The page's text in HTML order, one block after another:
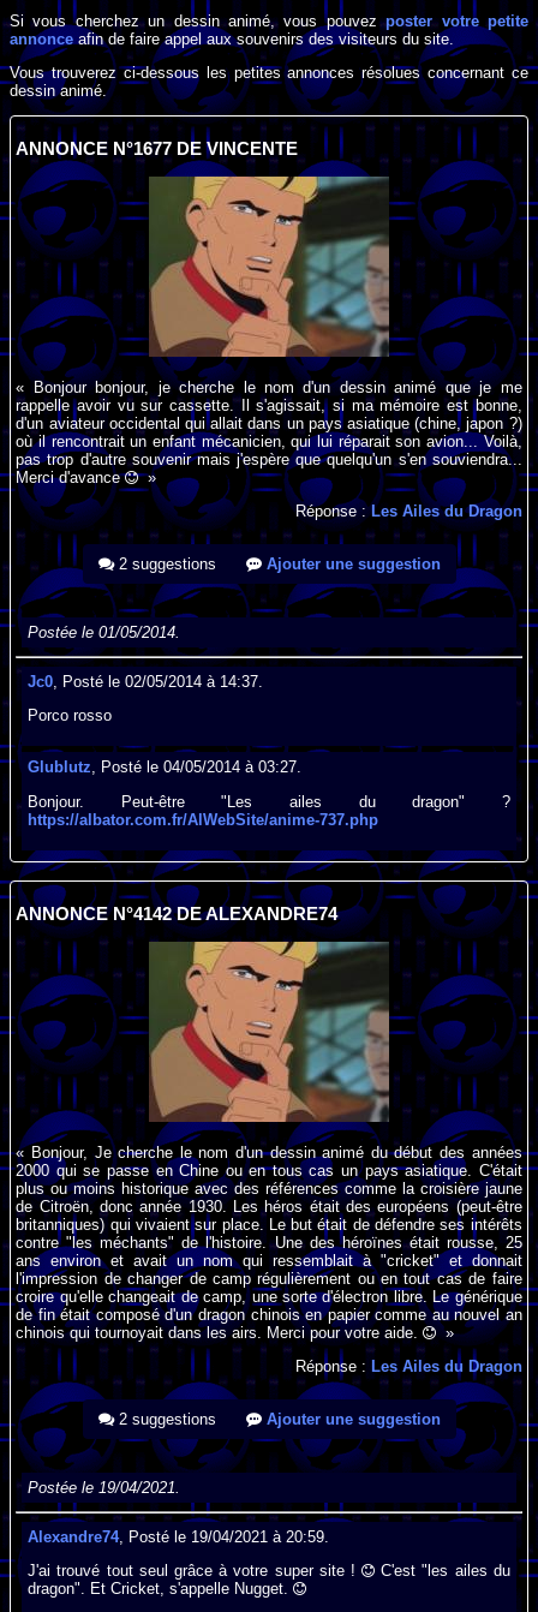
Si vous cherchez un dessin animé, vous pouvezposter votre petite
annonce afin de faire appel aux souvenirs des visiteurs du site.
Vous trouverez ci-dessous les petites annonces résolues concernant ce
dessin animé.
ANNONCE N°1677 DE VINCENTE
« Bonjour bonjour, je cherche le nom d'un dessin animé que je me
rappelle avoir vu sur cassette. Il s'agissait, si ma mémoire est bonne,
d'un aviateur occidental qui allait dans un pays asiatique (chine, japon ?)
où il rencontrait un enfant mécanicien, qui lui réparait son avion... Voilà,
pas trop d'autre souvenir mais j'espère que quelqu'un s'en souviendra...
Merci d'avance
»
Réponse :Les Ailes du Dragon
2 suggestions Ajouter une suggestion
Postée le 01/05/2014.
Jc0 , Posté le 02/05/2014 à 14:37.
Porco rosso
Glublutz, Posté le 04/05/2014 à 03:27.
Bonjour. Peut-être "Les ailes du dragon" ?
https://albator.com.fr/AlWebSite/anime-737.php
ANNONCE N°4142 DE ALEXANDRE74
« Bonjour, Je cherche le nom d'un dessin animé du début des années
2000 qui se passe en Chine ou en tous cas un pays asiatique. C'était
plus ou moins historique avec des références comme la croisière jaune
de Citroën, donc année 1930. Les héros était des européens (peut-être
britanniques) qui vivaient sur place. Le but était de défendre ses intérêts
contre "les méchants" de l'histoire. Une des héroïnes était rousse, 25
ans environ et avait un nom qui ressemblait à "cricket" et donnait
l'impression de changer de camp régulièrement ou en tout cas de faire
croire qu'elle changeait de camp, une sorte d'électron libre. Le générique
de fin était composé d'un dragon chinois en papier comme au nouvel an
chinois qui tournoyait dans les airs. Merci pour votre aide.
»
Réponse : Les Ailes du Dragon
2 suggestions Ajouter une suggestion
Postée le 19/04/2021.
Alexandre74, Posté le 19/04/2021 à 20:59.
J'ai trouvé tout seul grâce à votre super site !
C'est "les ailes du
dragon". Et Cricket, s'appelle Nugget.